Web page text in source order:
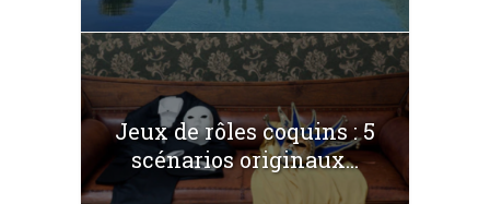
Jeux de rôles coquins : 5
scénarios originaux...